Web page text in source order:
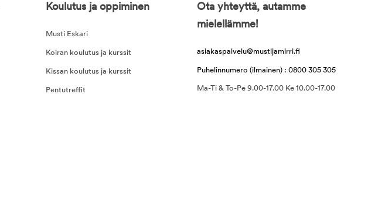
Koulutus ja oppiminen
Musti Eskari
Koiran koulutus ja kurssit
Kissan koulutus ja kurssit
Pentutreffit
Ota yhteyttä, autamme
mielellämme!
asiakaspalvelu@mustijamirri.fi
Puhelinnumero (ilmainen) : 0800 305 305
Ma-Ti & To-Pe 9.00-17.00 Ke 10.00-17.00